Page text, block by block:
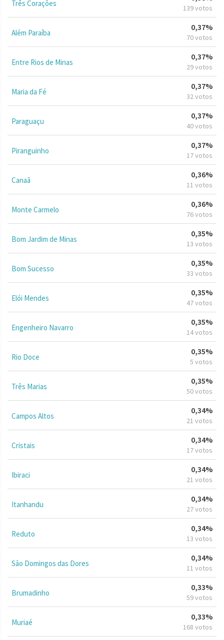
Três Corações 139 votos
Além Paraíba
0,37%
70 votos
Entre Rios de Minas
0,37%
29 votos
Maria da Fé
0,37%
32 votos
Paraguaçu
0,37%
40 votos
Piranguinho
0,37%
17 votos
Canaã
0,36%
11 votos
Monte Carmelo
0,36%
76 votos
Bom Jardim de Minas
0,35%
13 votos
Bom Sucesso
0,35%
33 votos
Elói Mendes
0,35%
47 votos
Engenheiro Navarro
0,35%
14 votos
Rio Doce
0,35%
5 votos
Três Marias
0,35%
50 votos
Campos Altos
0,34%
21 votos
Cristais
0,34%
17 votos
Ibiraci
0,34%
21 votos
Itanhandu
0,34%
27 votos
Reduto
0,34%
13 votos
São Domingos das Dores
0,34%
11 votos
Brumadinho
0,33%
59 votos
Muriaé
0,33%
168 votos